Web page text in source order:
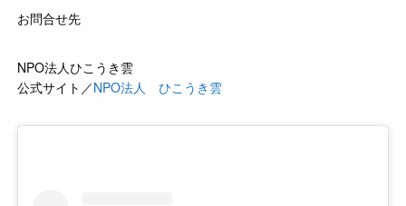
お問合せ先
NPO法人ひこうき雲
公式サイト／NPO法人 ひこうき雲